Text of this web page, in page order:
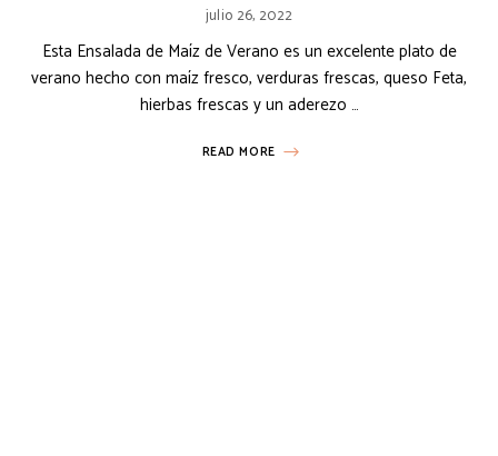
julio 26, 2022
Esta Ensalada de Maíz de Verano es un excelente plato de
verano hecho con maíz fresco, verduras frescas, queso Feta,
hierbas frescas y un aderezo …
READ MORE